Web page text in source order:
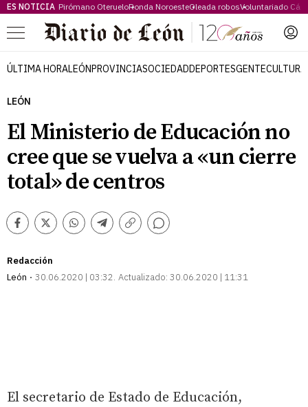
ES NOTICIA Pirómano OterueloRonda NoroesteOleada robosVoluntariado
Menú
ÚLTIMA HORALEÓNPROVINCIASOCIEDADDEPORTESGENTECULTURA
LEÓN
El Ministerio de Educación no
cree que se vuelva a «un cierre
total» de centros
Facebook
TwitterWhatsappTelegram
Copiar
Comentarios
Redacción
León
30.06.2020 | 03:32 Actualizado: 30.06.2020 | 11:31
El secretario de Estado de Educación,